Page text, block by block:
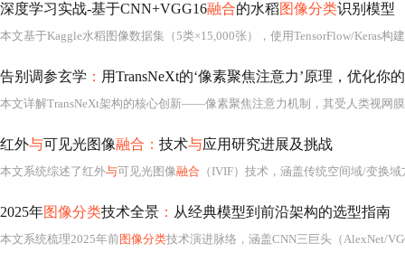
深度学习实战-基于CNN+VGG16融合的水稻图像分类识别模型
本文基于Kaggle水稻图像数据集（5类×15,000张），使用TensorFlow/Keras构
告别调参玄学 ： 用TransNeXt的‘像素聚焦注意力’原理，优化你的
本文详解TransNeXt架构的核心创新——像素聚焦注意力机制，其受人类视网
红外与可见光图像融合： 技术与应用研究进展及挑战
本文系统综述了红外与可见光图像融合 （IVIF）技术，涵盖传统空间域/变换
2025年图像分类技术全景 ： 从经典模型到前沿架构的选型指南
本文系统梳理2025年前 图像分类技术演进脉络，涵盖CNN三巨头（AlexNet/VGG/ResNet）、高效架构（MobileNet/EfficientNet）、视觉